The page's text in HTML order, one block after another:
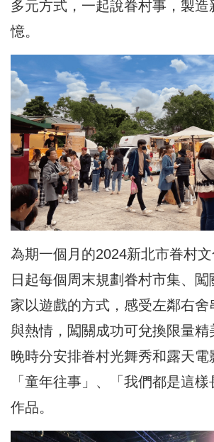
多元方式，一起說眷村事，製造
憶。
為期一個月的2024新北市眷村
日起每個周末規劃眷村市集、闖
家以遊戲的方式，感受左鄰右舍
與熱情，闖關成功可兌換限量精
晚時分安排眷村光舞秀和露天電
「童年往事」、「我們都是這
作品。